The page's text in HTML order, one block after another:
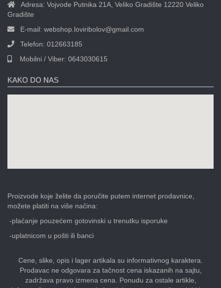
Adresa: Vojvode Putnika 21A, Veliko Gradište 12220 Veliko
Gradište
E-mail: webshop.loviribolov@gmail.com
Telefon: 012663185
Mobilni / Viber: 0643030615
KAKO DO NAS
Proizvode koje želite da poručite putem internet prodavnice,
možete platiti na više načina:
-plaćanje pouzećem gotovinski u trenutku isporuke
-uplatnicom u pošti ili banci
Cene, slike, opis i lager artikala su informativnog karaktera.
Prodavac ne odgovara za tačnost cena iskazanih na sajtu,
zadržava pravo izmena cena. Ponudu za ostale artikle,